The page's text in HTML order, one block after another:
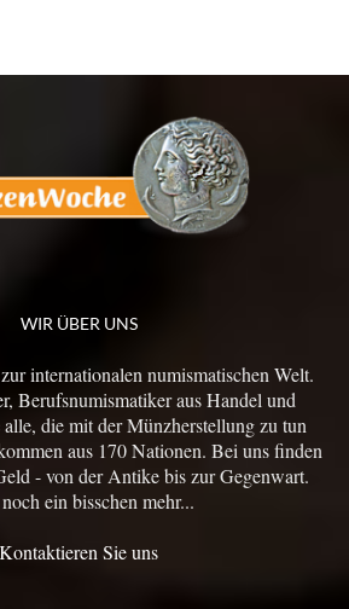
WIR ÜBER UNS
internationalen numismatischen Welt.
Berufsnumismatiker aus Handel und
die mit der Münzherstellung zu tun
aus 170 Nationen. Bei uns finden
- von der Antike bis zur Gegenwart.
ein bisschen mehr...
Kontaktieren Sie uns